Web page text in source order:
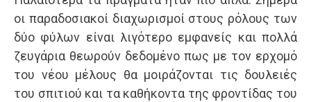
οι παραδοσιακοί διαχωρισμοί στους ρόλους των
δύο φύλων είναι λιγότερο εμφανείς και πολλά
ζευγάρια θεωρούν δεδομένο πως με τον ερχομό
του νέου μέλους θα μοιράζονται τις δουλειές
του σπιτιού και τα καθήκοντα της φροντίδας του